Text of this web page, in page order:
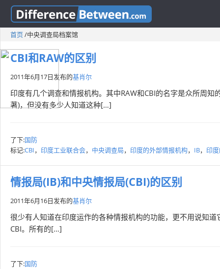
首页/中央调查局档案馆
CBI和RAW的区别
2011年6月17日发布的基肖尔
印度有几个调查和情报机构。其中RAW和CBI的名字是众所周
著)，但没有多少人知道这种[…]
了下:国防
标记:CBI， 印度工业联合会， 中央调查局， 印度的外部情报机构， IB， 印
情报局(IB)和中央情报局(CBI)的区别
2011年6月16日发布的基肖尔
很少有人知道在印度运作的各种情报机构的功能，更不用说知
CBI。所有的[…]
了下:国防